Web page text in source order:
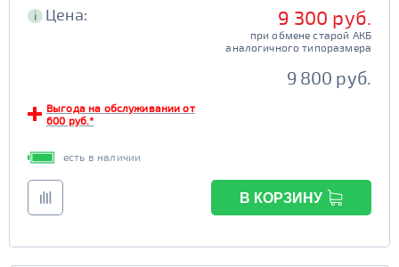
i Цена: 9 300 руб.
при обмене старой АКБ
аналогичного типоразмера
9 800 руб.
Выгода на обслуживании от
600 руб.*
есть в наличии
В КОРЗИНУ